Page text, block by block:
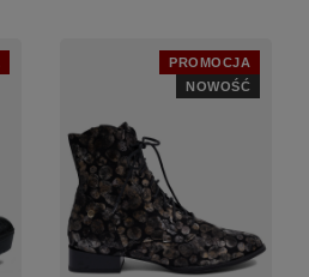
PROMOCJA
NOWOŚĆ